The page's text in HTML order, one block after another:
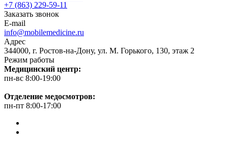
+7 (863) 229-59-11
Заказать звонок
E-mail
info@mobilemedicine.ru
Адрес
344000, г. Ростов-на-Дону, ул. М. Горького, 130, этаж 2
Режим работы
Медицинский центр:
пн-вс 8:00-19:00
Отделение медосмотров:
пн-пт 8:00-17:00